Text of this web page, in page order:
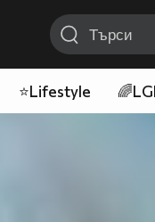
⭐Lifestyle